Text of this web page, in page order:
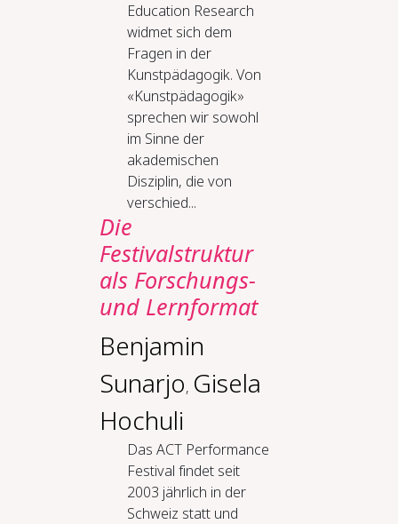
Education Research
widmet sich dem
Fragen in der
Kunstpädagogik. Von
«Kunstpädagogik»
sprechen wir sowohl
im Sinne der
akademischen
Disziplin, die von
verschied...
Die
Festivalstruktur
als Forschungs-
und Lernformat
Benjamin
Sunarjo, Gisela
Hochuli
Das ACT Performance
Festival findet seit
2003 jährlich in der
Schweiz statt und